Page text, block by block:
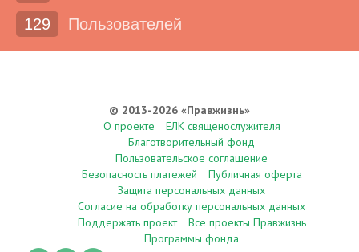
129
Пользователей
© 2013-2026 «Правжизнь»
О проекте
ЕЛК священослужителя
Благотворительный фонд
Пользовательское соглашение
Безопасность платежей
Публичная оферта
Защита персональных данных
Согласие на обработку персональных данных
Поддержать проект
Все проекты Правжизнь
Программы фонда